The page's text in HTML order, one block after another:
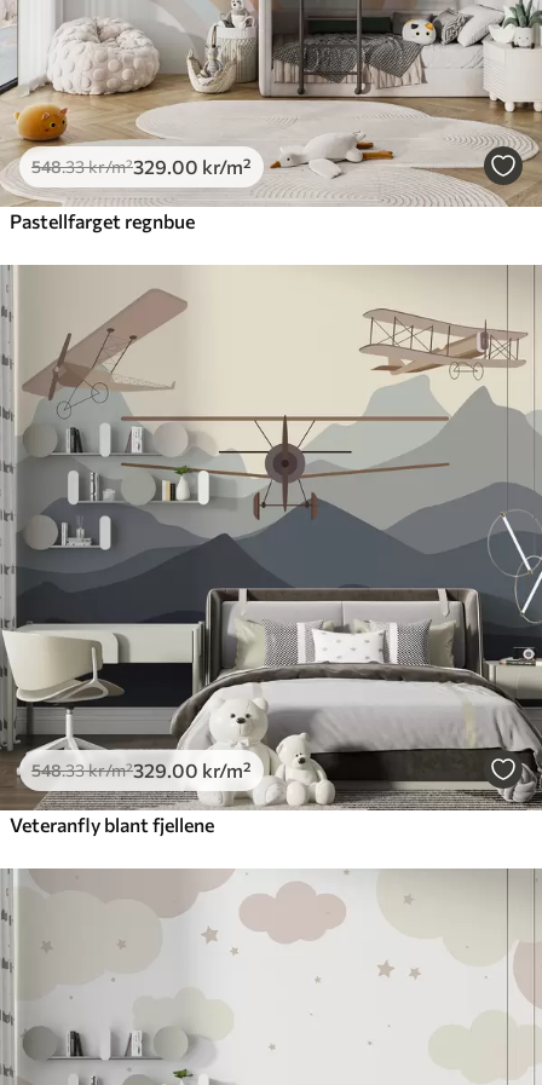
548.33kr/m²329 .00 kr/m²
Pastellfarget regnbue
548.33kr/m²329 .00 kr/m²
Veteranfly blant fjellene